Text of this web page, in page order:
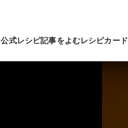
公式レシピ記事をよむレシピカード